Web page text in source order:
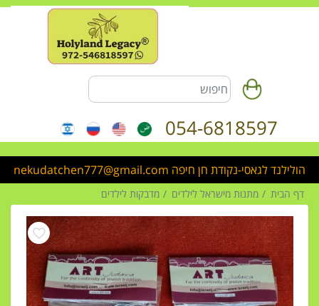
054-6818597
הולילנד לגאסי-נקודת חן חיפה nekudatchen777@gmail.com
דף הבית מתנות מישראל לילדים מדבקות לילדים